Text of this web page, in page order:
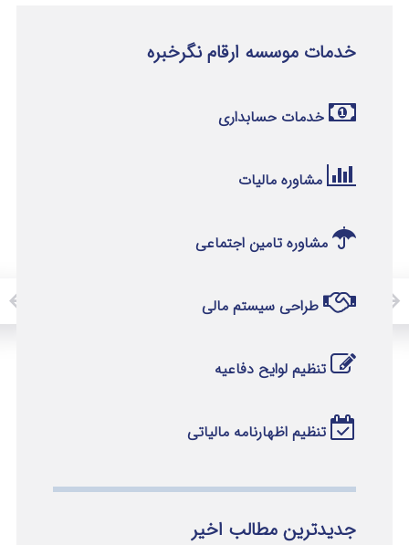
خدمات موسسه ارقام نگرخبره
خدمات حسابداری
مشاوره مالیات
مشاوره تامین اجتماعی
طراحی سیستم مالی
تنظیم لوایح دفاعیه
تنظیم اظهارنامه مالیاتی
جدیدترین مطالب اخیر